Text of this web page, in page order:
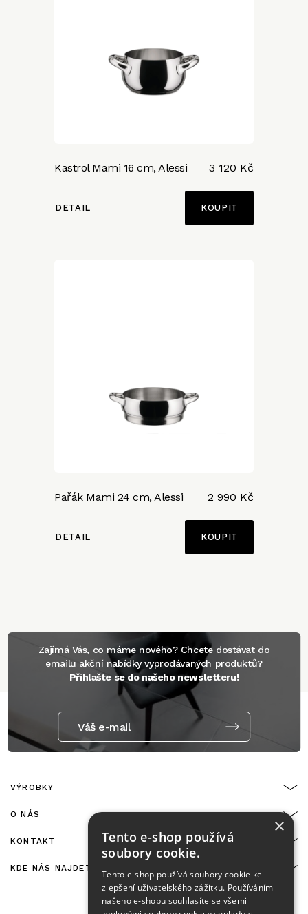
Kastrol Mami 16 cm, Alessi 3 120 Kč
DETAIL
Pařák Mami 24 cm, Alessi 2 990 Kč
DETAIL
Zajímá Vás, co máme nového? Chcete dostávat do
emailu akční nabídky vyprodávaných produktů?
Přihlašte se do našeho newsletteru!
Váš e-mail
VÝROBKY
O NÁS
KONTAKT
KDE NÁS NAJDETE
×
Tento e-shop používá
soubory cookie.
Tento e-shop používá soubory cookie ke
zlepšení uživatelského zážitku. Používáním
našeho e-shopu souhlasíte se všemi